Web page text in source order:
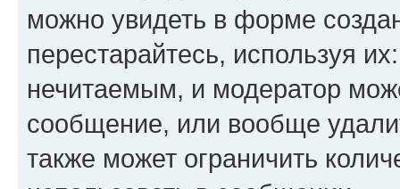
можно увидеть в форме
перестарайтесь, используя
нечитаемым, и модератор
сообщение, или вообще
также может ограничить